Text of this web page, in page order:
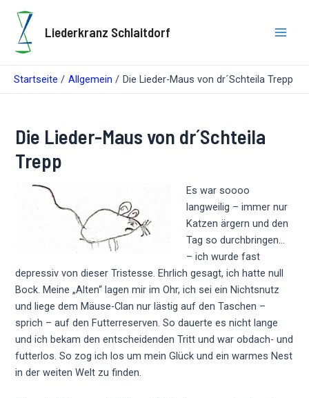
Inhalt
springen
Liederkranz Schlaitdorf
Startseite Allgemein Die Lieder-Maus von dr´Schteila Trepp
Die Lieder-Maus von dr´Schteila
Trepp
Es war soooo
langweilig – immer nur
Katzen ärgern und den
Tag so durchbringen…
– ich wurde fast
depressiv von dieser Tristesse. Ehrlich gesagt, ich hatte null
Bock. Meine „Alten“ lagen mir im Ohr, ich sei ein Nichtsnutz
und liege dem Mäuse-Clan nur lästig auf den Taschen –
sprich – auf den Futterreserven. So dauerte es nicht lange
und ich bekam den entscheidenden Tritt und war obdach- und
futterlos. So zog ich los um mein Glück und ein warmes Nest
in der weiten Welt zu finden.